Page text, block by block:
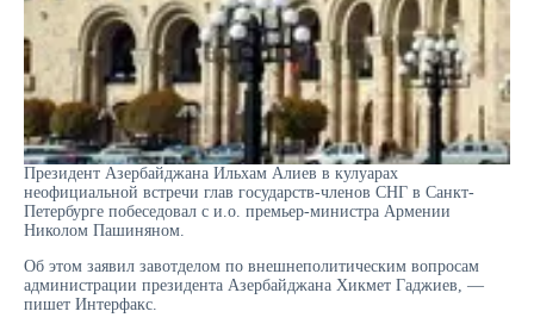
Президент Азербайджана Ильхам Алиев в кулуарах
неофициальной встречи глав государств-членов СНГ в Санкт-
Петербурге побеседовал с и.о. премьер-министра Армении
Николом Пашиняном.
Об этом заявил завотделом по внешнеполитическим вопросам
администрации президента Азербайджана Хикмет Гаджиев, —
пишет Интерфакс.